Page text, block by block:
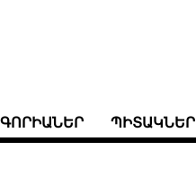
ՊԻՏԱԿՆԵՐ